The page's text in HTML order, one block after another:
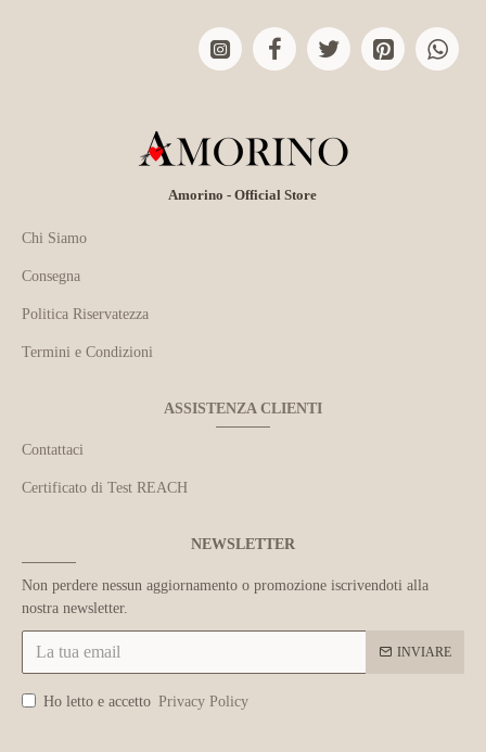
Amorino - Official Store
Chi Siamo
Consegna
Politica Riservatezza
Termini e Condizioni
ASSISTENZA CLIENTI
Contattaci
Certificato di Test REACH
NEWSLETTER
Non perdere nessun aggiornamento o promozione iscrivendoti alla
nostra newsletter.
INVIARE
Ho letto e accetto Privacy Policy